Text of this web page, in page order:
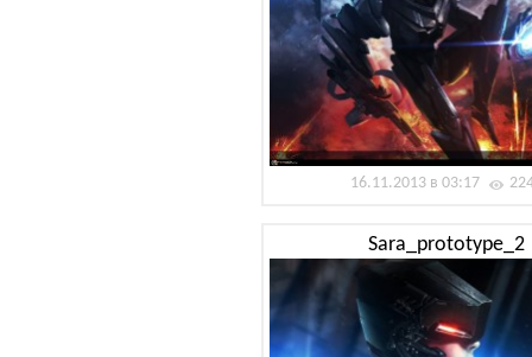
16.11.2013 в 03:17
Sara_prototype_2